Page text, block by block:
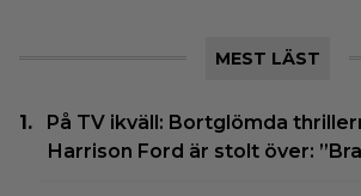
MEST LÄST
På TV ikväll: Bortglömda
Harrison Ford är stolt över: